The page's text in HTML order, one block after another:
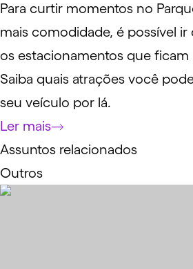
Para curtir momentos no
mais comodidade, é possível ir
os estacionamentos que ficam
Saiba quais atrações você
seu veículo por lá.
Ler mais
Assuntos relacionados
Outros